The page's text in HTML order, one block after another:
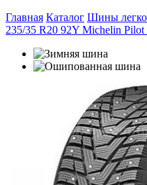
Главная Каталог Шины
235/35 R20 92Y Michelin